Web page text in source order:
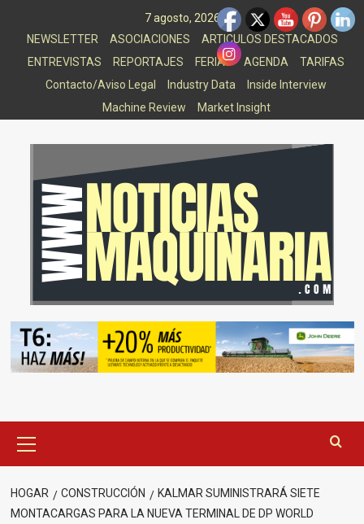
7 agosto, 2026
NEWSLETTER
ASOCIACIONES
ARTICULOS DESTACADOS
ENTREVISTAS
REPORTAJES FERIAS AGENDA
TARIFAS
Contacto/Aviso Legal
Industry Data
Inside Interview
Machine Review
Market Insight
principal
HOGAR CONSTRUCCIÓN
KALMAR SUMINISTRARÁ SIETE
MONTACARGAS PARA LA NUEVA TERMINAL DE DP WORLD